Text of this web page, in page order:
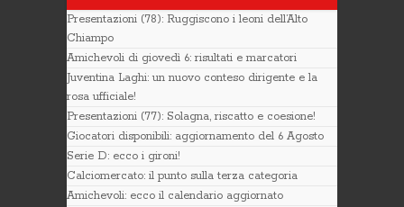
Presentazioni (78): Ruggiscono i leoni dell’Alto
Chiampo
Amichevoli di giovedì 6: risultati e marcatori
Juventina Laghi: un nuovo conteso dirigente e la
rosa ufficiale!
Presentazioni (77): Solagna, riscatto e coesione!
Giocatori disponibili: aggiornamento del 6 Agosto
Serie D: ecco i gironi!
Calciomercato: il punto sulla terza categoria
Amichevoli: ecco il calendario aggiornato